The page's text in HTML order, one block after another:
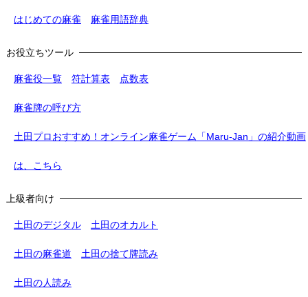
はじめての麻雀 麻雀用語辞典
お役立ちツール
麻雀役一覧 符計算表 点数表
麻雀牌の呼び方
土田プロおすすめ！オンライン麻雀ゲーム「Maru-Jan」の紹介動画
は、こちら
上級者向け
土田のデジタル 土田のオカルト
土田の麻雀道 土田の捨て牌読み
土田の人読み